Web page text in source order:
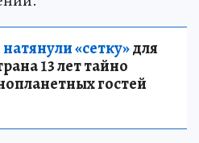
«сетку»для
13 лет тайно
гостей